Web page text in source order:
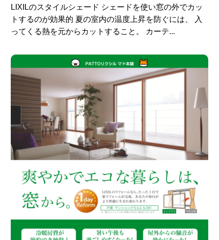
LIXILのスタイルシェード シェードを使い窓の外でカッ
トするのが効果的 夏の室内の温度上昇を防ぐには、 入
ってくる熱を元からカットすること。 カーテ...